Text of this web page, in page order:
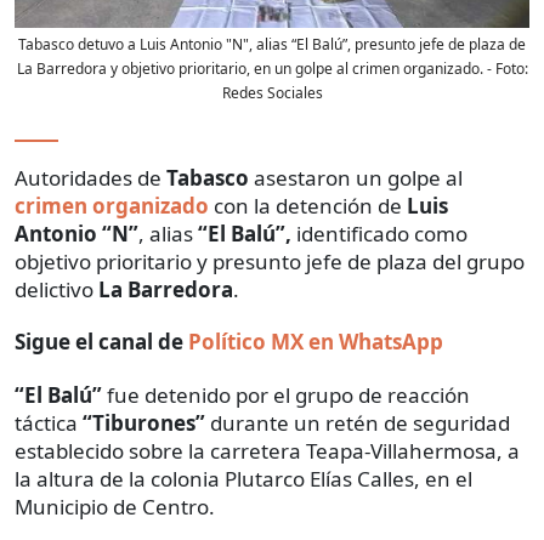
Tabasco detuvo a Luis Antonio "N", alias “El Balú”, presunto jefe de plaza de
La Barredora y objetivo prioritario, en un golpe al crimen organizado.- Foto:
Redes Sociales
Autoridades de Tabasco asestaron un golpe al
crimen organizado con la detención de Luis
Antonio “N”, alias“El Balú”, identificado como
objetivo prioritario y presunto jefe de plaza del grupo
delictivo La Barredora.
Sigue el canal de Político MX en WhatsApp
“El Balú”fue detenido por el grupo de reacción
táctica “Tiburones” durante un retén de seguridad
establecido sobre la carretera Teapa-Villahermosa, a
la altura de la colonia Plutarco Elías Calles, en el
Municipio de Centro.